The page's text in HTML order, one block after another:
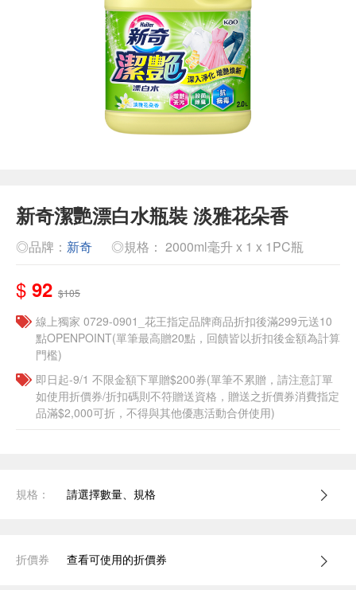
新奇潔艷漂白水瓶裝 淡雅花朵香
◎品牌： 新奇 ◎規格： 2000ml毫升 x 1 x 1PC瓶
$ 92 $105
線上獨家 0729-0901_花王指定品牌商品折扣後滿299元送10
點OPENPOINT(單筆最高贈20點，回饋皆以折扣後金額為計算
門檻)
即日起-9/1 不限金額下單贈$200券(單筆不累贈，請注意訂單
如使用折價券/折扣碼則不符贈送資格，贈送之折價券消費指定
品滿$2,000可折，不得與其他優惠活動合併使用)
規格： 請選擇數量、規格
折價券 查看可使用的折價券